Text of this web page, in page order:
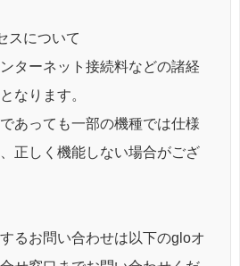
スについて
ターネット接続料などの諸経
なります。
あっても一部の機種では仕様
正しく機能しない場合がござ
るお問い合わせは以下のgloオ